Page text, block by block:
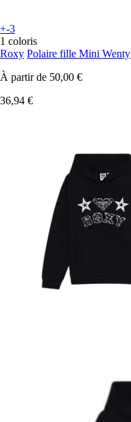
+-3
1 coloris
Roxy Polaire fille Mini Wenty
À partir de 50,00 €
36,94 €